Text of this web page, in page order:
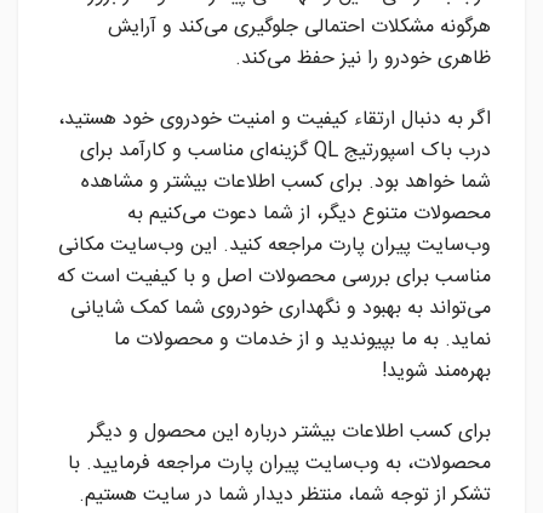
هرگونه مشکلات احتمالی جلوگیری می‌کند و آرایش
ظاهری خودرو را نیز حفظ می‌کند.
اگر به دنبال ارتقاء کیفیت و امنیت خودروی خود هستید،
درب باک اسپورتیج QL گزینه‌ای مناسب و کارآمد برای
شما خواهد بود. برای کسب اطلاعات بیشتر و مشاهده
محصولات متنوع دیگر، از شما دعوت می‌کنیم به
وب‌سایت پیران پارت مراجعه کنید. این وب‌سایت مکانی
مناسب برای بررسی محصولات اصل و با کیفیت است که
می‌تواند به بهبود و نگهداری خودروی شما کمک شایانی
نماید. به ما بپیوندید و از خدمات و محصولات ما
بهره‌مند شوید!
برای کسب اطلاعات بیشتر درباره این محصول و دیگر
محصولات، به وب‌سایت پیران پارت مراجعه فرمایید. با
تشکر از توجه شما، منتظر دیدار شما در سایت هستیم.